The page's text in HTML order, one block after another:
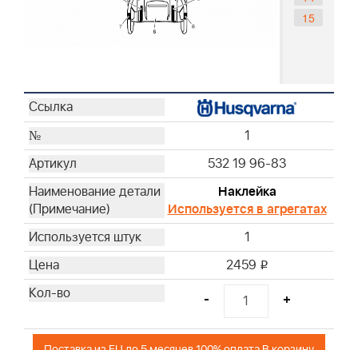
15
1
532 19 96-83
Наклейка
Используется в агрегатах
1
2459 i
- +